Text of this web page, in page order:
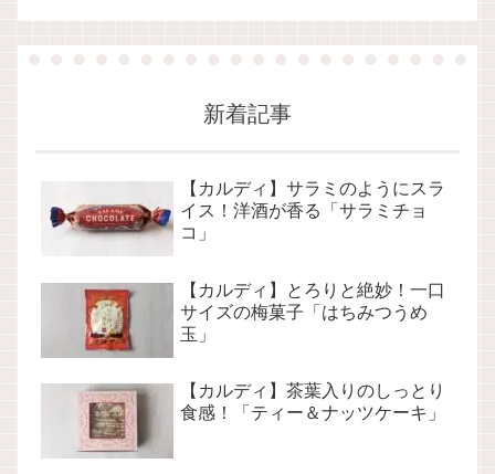
新着記事
【カルディ】サラミのようにスラ
イス！洋酒が香る「サラミチョ
コ」
【カルディ】とろりと絶妙！一口
サイズの梅菓子「はちみつうめ
玉」
【カルディ】茶葉入りのしっとり
食感！「ティー＆ナッツケーキ」